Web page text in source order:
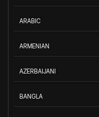
ARABIC
ARMENIAN
AZERBAIJANI
BANGLA